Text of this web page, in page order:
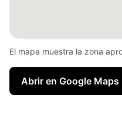
El mapa muestra la zona
Abrir en Google Maps